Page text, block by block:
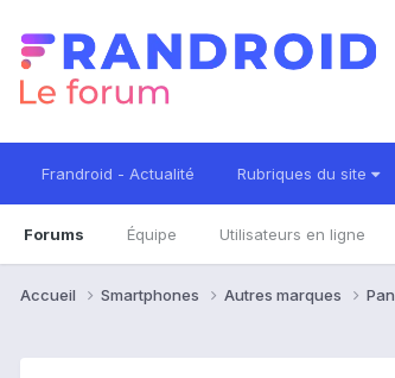
Frandroid - Actualité Rubriques du site
Forums Équipe Utilisateurs en ligne
Accueil Smartphones Autres marques